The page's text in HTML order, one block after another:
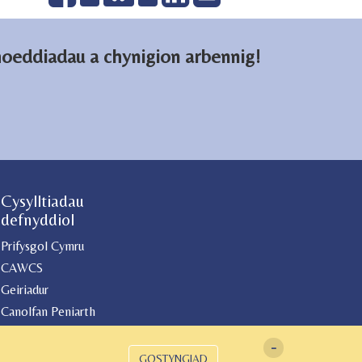
on
on
email
a chynigion arbennig!
Cysylltiadau
defnyddiol
Prifysgol Cymru
CAWCS
Geiriadur
Canolfan Peniarth
-
GOSTYNGIAD